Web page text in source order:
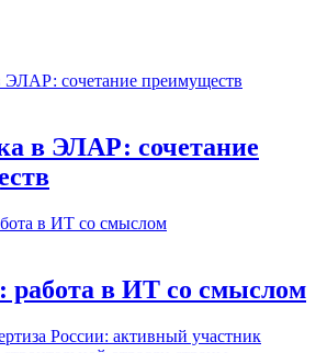
в ЭЛАР: сочетание
в ИТ со смыслом